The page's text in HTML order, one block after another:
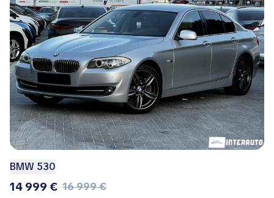
BMW 530
14 999 € 16 999 €